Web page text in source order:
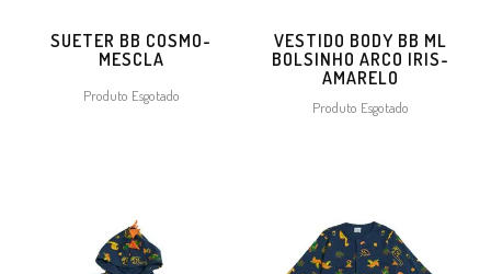
SUETER BB COSMO-
MESCLA
Produto Esgotado
VESTIDO BODY BB ML
BOLSINHO ARCO IRIS-
AMARELO
Produto Esgotado